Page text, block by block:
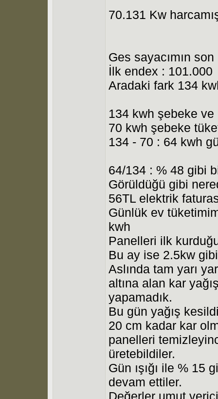
70.131 Kw
Ges sayacımın
İlk endex : 101.000
Aradaki fark 134
134 kwh şebeke ve
70 kwh şebeke
134 - 70 : 64 kwh
64/134 : % 48 gibi
Görüldüğü gibi
56TL elektrik
Günlük ev
kwh
Panelleri ilk
Bu ay ise 2.5kw
Aslında tam yarı
altına alan kar
yapamadık.
Bu gün yağış
20 cm kadar kar
panelleri
üretebildiler.
Gün ışığı ile % 15
devam ettiler.
Değerler umut